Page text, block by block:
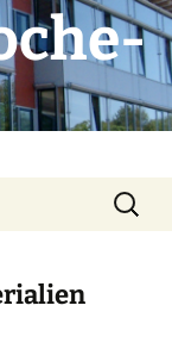
Suchen
nach: